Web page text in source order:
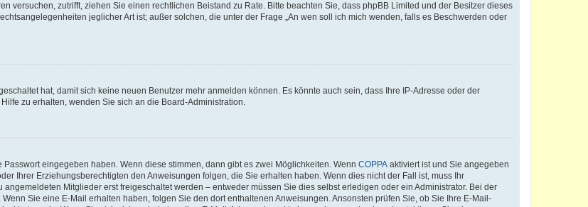
versuchen, zutrifft, ziehen Sie einen rechtlichen Beistand zu Rate. Bitte beachten Sie, dass phpBB Limited und der Besitzer dieses
jeglicher Art ist; außer solchen, die unter der Frage „An wen soll ich mich wenden, falls es Beschwerden oder
hat, damit sich keine neuen Benutzer mehr anmelden können. Es könnte auch sein, dass Ihre IP-Adresse oder der
zu erhalten, wenden Sie sich an die Board-Administration.
eingegeben haben. Wenn diese stimmen, dann gibt es zwei Möglichkeiten. Wenn COPPA aktiviert ist und Sie angegeben
Ihrer Erziehungsberechtigten den Anweisungen folgen, die Sie erhalten haben. Wenn dies nicht der Fall ist, muss Ihr
Mitglieder erst freigeschaltet werden – entweder müssen Sie dies selbst erledigen oder ein Administrator. Bei der
Sie eine E-Mail erhalten haben, folgen Sie den dort enthaltenen Anweisungen. Ansonsten prüfen Sie, ob Sie Ihre E-Mail-